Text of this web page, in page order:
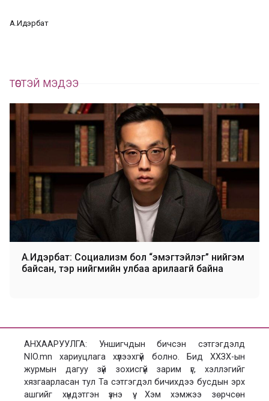
А.Идэрбат
ТӨСТЭЙ МЭДЭЭ
А.Идэрбат: Социализм бол “эмэгтэйлэг” нийгэм
байсан, тэр нийгмийн улбаа арилаагүй байна
АНХААРУУЛГА: Уншигчдын бичсэн сэтгэгдэлд
NIO.mn хариуцлага хүлээхгүй болно. Бид ХХЗХ-ын
журмын дагуу зүй зохисгүй зарим үг, хэллэгийг
хязгаарласан тул Та сэтгэгдэл бичихдээ бусдын эрх
ашгийг хүндэтгэн үзнэ үү. Хэм хэмжээ зөрчсөн